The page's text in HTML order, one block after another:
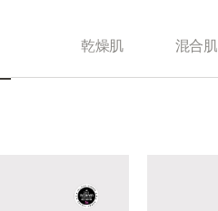
乾燥肌 混合肌